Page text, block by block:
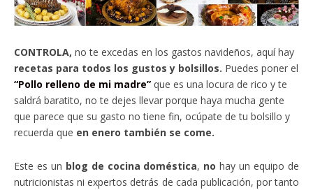
CONTROLA, no te excedas en los gastos navideños, aquí hay
recetas para todos los gustos y bolsillos. Puedes poner el
“Pollo relleno de mi madre” que es una locura de rico y te
saldrá baratito, no te dejes llevar porque haya mucha gente
que parece que su gasto no tiene fin, ocúpate de tu bolsillo y
recuerda que en enero también se come.
Este es un blog de cocina doméstica, no hay un equipo de
nutricionistas ni expertos detrás de cada publicación, por tanto